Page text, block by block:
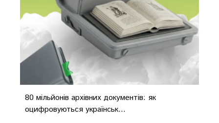
80 мільйонів архівних документів: як
оцифровуються українськ...